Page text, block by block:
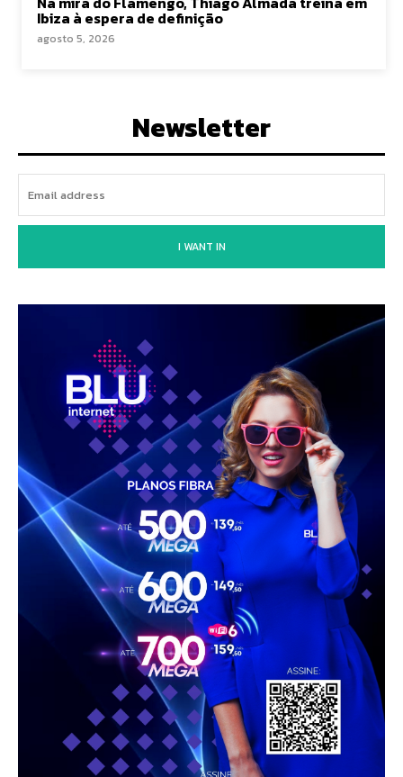
Ibiza à espera de definição
agosto 5, 2026
Newsletter
I WANT IN